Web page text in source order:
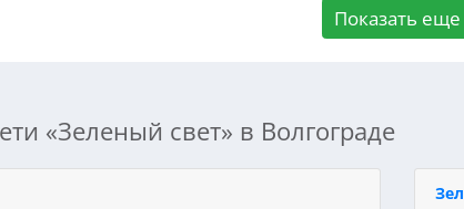
Показать еще
«Зеленый свет» в Волгограде